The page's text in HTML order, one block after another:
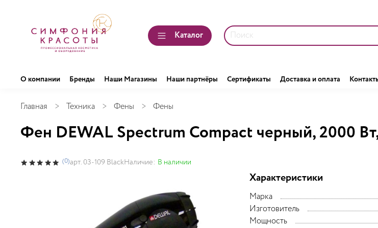
Каталог
О компании Бренды Наши Магазины Наши партнёры Сертификаты Доставка и оплата
Главная Техника Фены Фены
Фен DEWAL Spectrum Compact черный, 2000
(0)арт.03-109 BlackНаличие: В наличии
Характеристики
Марка
Изготовитель
Мощность